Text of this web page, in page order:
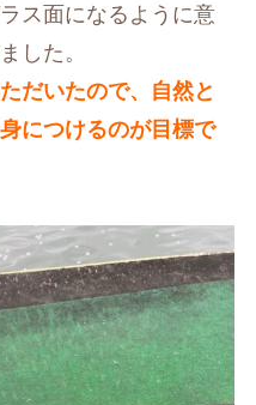
ス面になるように意
した。
だいたので、自然と
につけるのが目標で